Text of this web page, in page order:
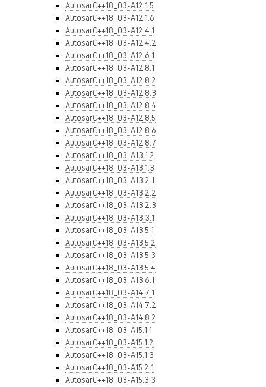
AutosarC++18_03-A12.1.5
AutosarC++18_03-A12.1.6
AutosarC++18_03-A12.4.1
AutosarC++18_03-A12.4.2
AutosarC++18_03-A12.6.1
AutosarC++18_03-A12.8.1
AutosarC++18_03-A12.8.2
AutosarC++18_03-A12.8.3
AutosarC++18_03-A12.8.4
AutosarC++18_03-A12.8.5
AutosarC++18_03-A12.8.6
AutosarC++18_03-A12.8.7
AutosarC++18_03-A13.1.2
AutosarC++18_03-A13.1.3
AutosarC++18_03-A13.2.1
AutosarC++18_03-A13.2.2
AutosarC++18_03-A13.2.3
AutosarC++18_03-A13.3.1
AutosarC++18_03-A13.5.1
AutosarC++18_03-A13.5.2
AutosarC++18_03-A13.5.3
AutosarC++18_03-A13.5.4
AutosarC++18_03-A13.6.1
AutosarC++18_03-A14.7.1
AutosarC++18_03-A14.7.2
AutosarC++18_03-A14.8.2
AutosarC++18_03-A15.1.1
AutosarC++18_03-A15.1.2
AutosarC++18_03-A15.1.3
AutosarC++18_03-A15.2.1
AutosarC++18_03-A15.3.3